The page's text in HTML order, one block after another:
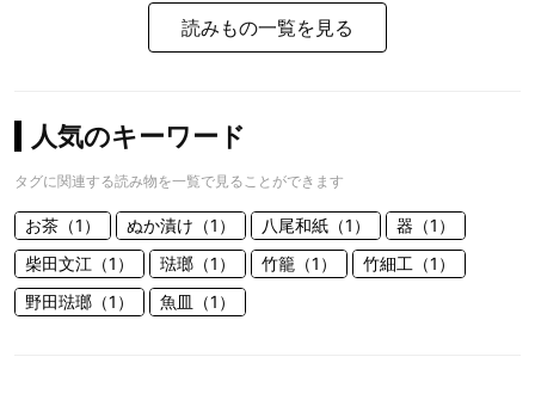
読みもの一覧を見る
人気のキーワード
タグに関連する読み物を一覧で見ることができます
お茶（1） ぬか漬け（1） 八尾和紙（1）
器（1）
柴田文江（1）
琺瑯（1） 竹籠（1）
竹細工（1）
野田琺瑯（1）
魚皿（1）